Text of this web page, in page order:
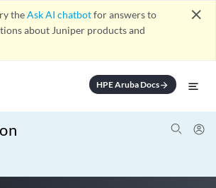
theAsk AI chatbotfor answers to
about Juniper products and
close
HPE Aruba Docsarrow_forward